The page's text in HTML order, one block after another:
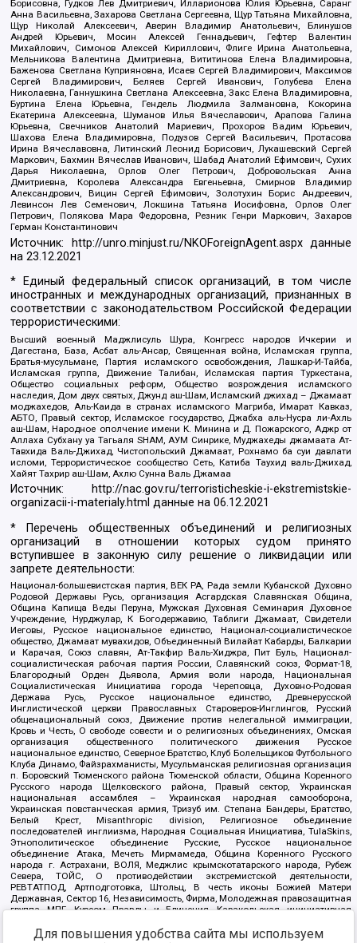
Борисовна, Гудков Лев Дмитриевич, Илларионова Юлия Юрьевна, Саранг
Анна Васильевна, Захарова Светлана Сергеевна, Щур Татьяна Михайловна,
Щур Николай Алексеевич, Аверин Владимир Анатольевич, Блинушов
Андрей Юрьевич, Мосин Алексей Геннадьевич, Гефтер Валентин
Михайлович, Симонов Алексей Кириллович, Флиге Ирина Анатольевна,
Мельникова Валентина Дмитриевна, Вититинова Елена Владимировна,
Баженова Светлана Куприяновна, Исаев Сергей Владимирович, Максимов
Сергей Владимирович, Беляев Сергей Иванович, Голубева Елена
Николаевна, Ганнушкина Светлана Алексеевна, Закс Елена Владимировна,
Буртина Елена Юрьевна, Гендель Людмила Залмановна, Кокорина
Екатерина Алексеевна, Шуманов Илья Вячеславович, Арапова Галина
Юрьевна, Свечников Анатолий Мариевич, Прохоров Вадим Юрьевич,
Шахова Елена Владимировна, Подузов Сергей Васильевич, Протасова
Ирина Вячеславовна, Литинский Леонид Борисович, Лукашевский Сергей
Маркович, Бахмин Вячеслав Иванович, Шабад Анатолий Ефимович, Сухих
Дарья Николаевна, Орлов Олег Петрович, Добровольская Анна
Дмитриевна, Королева Александра Евгеньевна, Смирнов Владимир
Александрович, Вицин Сергей Ефимович, Золотухин Борис Андреевич,
Левинсон Лев Семенович, Локшина Татьяна Иосифовна, Орлов Олег
Петрович, Полякова Мара Федоровна, Резник Генри Маркович, Захаров
Герман Константинович
Источник: http://unro.minjust.ru/NKOForeignAgent.aspxданные
на23.12.2021
* Единый федеральный список организаций, в том числе
иностранных и международных организаций, признанных в
соответствии с законодательством Российской Федерации
террористическими:
Высший военный Маджлисуль Шура, Конгресс народов Ичкерии и
Дагестана, База, Асбат аль-Ансар, Священная война, Исламская группа,
Братья-мусульмане, Партия исламского освобождения, Лашкар-И-Тайба,
Исламская группа, Движение Талибан, Исламская партия Туркестана,
Общество социальных реформ, Общество возрождения исламского
наследия, Дом двух святых, Джунд аш-Шам, Исламский джихад – Джамаат
моджахедов, Аль-Каида в странах исламского Магриба, Имарат Кавказ,
АБТО, Правый сектор, Исламское государство, Джабха аль-Нусра ли-Ахль
аш-Шам, Народное ополчение имени К. Минина и Д. Пожарского, Аджр от
Аллаха Субхану уа Тагьаля SHAM, АУМ Синрике, Муджахеды джамаата Ат-
Тавхида Валь-Джихад, Чистопольский Джамаат, Рохнамо ба суи давлати
исломи, Террористическое сообщество Сеть, Катиба Таухид валь-Джихад,
Хайят Тахрир аш-Шам, Ахлю Сунна Валь Джамаа
Источник:
http://nac.gov.ru/terroristicheskie-i-ekstremistskie-
organizacii-i-materialy.html данные на06.12.2021
* Перечень общественных объединений и религиозных
организаций в отношении которых судом принято
вступившее в законную силу решение о ликвидации или
запрете деятельности:
Национал-большевистская партия, ВЕК РА, Рада земли Кубанской Духовно
Родовой Державы Русь, организация Асгардская Славянская Община,
Община Капища Веды Перуна, Мужская Духовная Семинария Духовное
Учреждение, Нурджулар, К Богодержавию, Таблиги Джамаат, Свидетели
Иеговы, Русское национальное единство, Национал-социалистическое
общество, Джамаат мувахидов, Объединенный Вилайат Кабарды, Балкарии
и Карачая, Союз славян, Ат-Такфир Валь-Хиджра, Пит Буль, Национал-
социалистическая рабочая партия России, Славянский союз, Формат-18,
Благородный Орден Дьявола, Армия воли народа, Национальная
Социалистическая Инициатива города Череповца, Духовно-Родовая
Держава Русь, Русское национальное единство, Древнерусской
Инглистической церкви Православных Староверов-Инглингов, Русский
общенациональный союз, Движение против нелегальной иммиграции,
Кровь и Честь, О свободе совести и о религиозных объединениях, Омская
организация общественного политического движения Русское
национальное единство, Северное Братство, Клуб Болельщиков Футбольного
Клуба Динамо, Файзрахманисты, Мусульманская религиозная организация
п. Боровский Тюменского района Тюменской области, Община Коренного
Русского народа Щелковского района, Правый сектор, Украинская
национальная ассамблея – Украинская народная самооборона,
Украинская повстанческая армия, Тризуб им. Степана Бандеры, Братство,
Белый Крест, Misanthropic division, Религиозное объединение
последователей инглиизма, Народная Социальная Инициатива, TulaSkins,
Этнополитическое объединение Русские, Русское национальное
объединение Атака, Мечеть Мирмамеда, Община Коренного Русского
народа г. Астрахани, ВОЛЯ, Меджлис крымскотатарского народа, Рубеж
Севера, ТОЙС, О противодействии экстремистской деятельности,
РЕВТАТПОД, Артподготовка, Штольц, В честь иконы Божией Матери
Державная, Сектор 16, Независимость, Фирма, Молодежная правозащитная
группа МПГ, Курсом Правды и Единения, Каракольская инициативная
Благотворительный пансионат Ак Умут, Русская республика Русь,
Для повышения удобства сайта мы используем